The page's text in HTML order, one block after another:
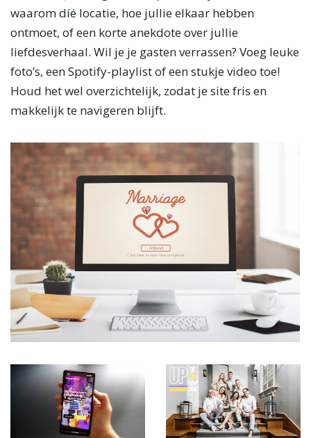
waarom díé locatie, hoe jullie elkaar hebben
ontmoet, of een korte anekdote over jullie
liefdesverhaal. Wil je je gasten verrassen? Voeg leuke
foto’s, een Spotify-playlist of een stukje video toe!
Houd het wel overzichtelijk, zodat je site fris en
makkelijk te navigeren blijft.